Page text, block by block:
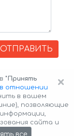
ОТПРАВИТЬ
Cookie Policy
×
"Принять
в отношении
в вашем
позволяющие
сайта и
все